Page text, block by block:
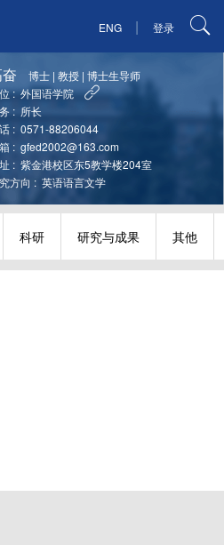
ENG | 登录
博士 |教授 |博士生导师
: 外国语学院
: 所长
: 0571-88206044
: gfed2002@163.com
: 紫金港校区东5教学楼204室
方向 : 英语语言文学
科研 研究与成果 其他